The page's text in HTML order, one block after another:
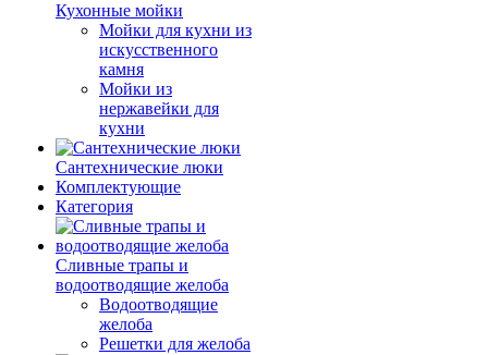
Кухонные мойки
Мойки для кухни из
искусственного
камня
Мойки из
нержавейки для
кухни
Сантехнические люки
Комплектующие
Категория
Cливные трапы и
водоотводящие желоба
Водоотводящие
желоба
Решетки для желоба